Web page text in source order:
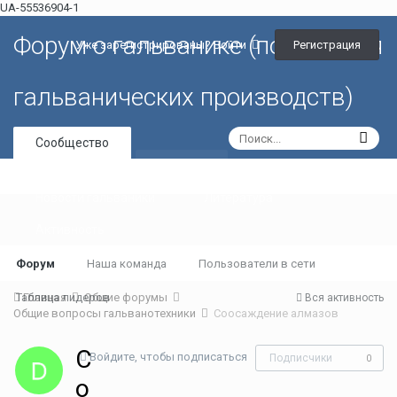
UA-55536904-1
Форум о гальванике (портал для
гальванических производств)
Уже зарегистрированы? Войти Регистрация
Сообщество
Форум Наша команда Пользователи в сети
Таблица лидеров Вся активность
Главная
Общие форумы
Общие вопросы гальванотехники
Соосаждение алмазов
Войдите, чтобы подписаться Подписчики 0
С
о